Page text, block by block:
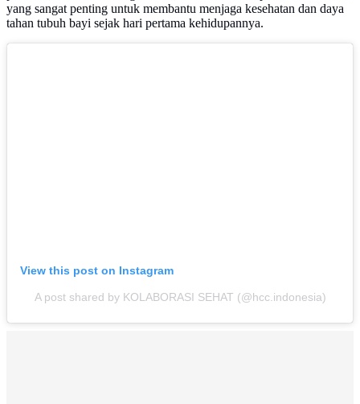
yang sangat penting untuk membantu menjaga kesehatan dan daya
tahan tubuh bayi sejak hari pertama kehidupannya.
View this post on Instagram
A post shared by KOLABORASI SEHAT (@hcc.indonesia)